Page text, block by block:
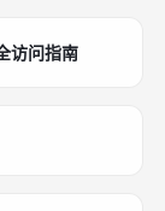
访问指南